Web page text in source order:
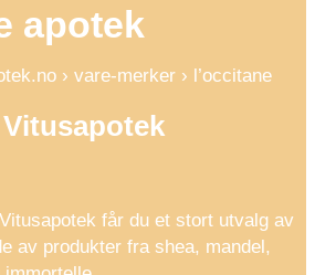
apotek
› vare-merker › l’occitane
Vitusapotek
får du et stort utvalg av
av produkter fra shea, mandel,